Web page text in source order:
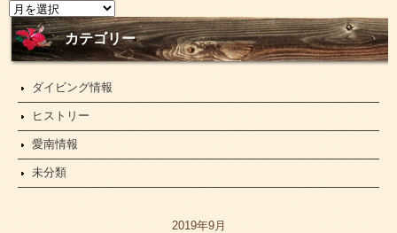
ニ
ュ
ー
カテゴリー
ダイビング情報
ヒストリー
愛南情報
未分類
2019年9月